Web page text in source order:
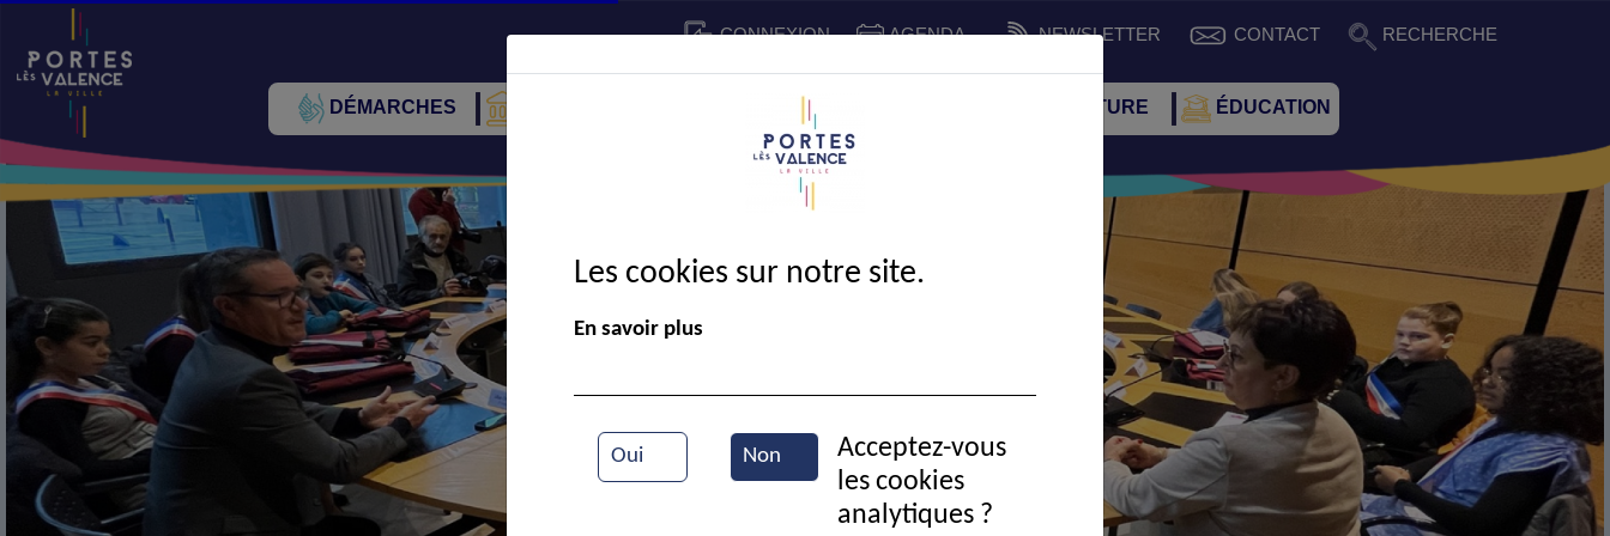
CONNEXION AGENDA NEWSLETTER CONTACT RECHERCHE
DÉMARCHES CADRE DE VIE SPORT ET CULTURE ÉDUCATION
Election du CMJ
Les cookies sur notre site.
En savoir plus
Oui Non
Acceptez-vous
les cookies
analytiques ?